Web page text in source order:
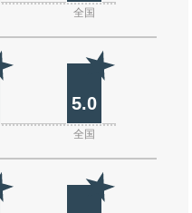
全国
5.0
全国